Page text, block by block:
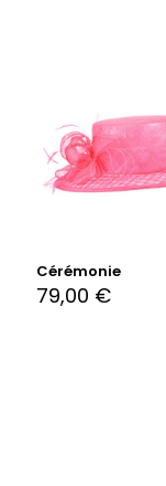
Cérémonie
79,00 €